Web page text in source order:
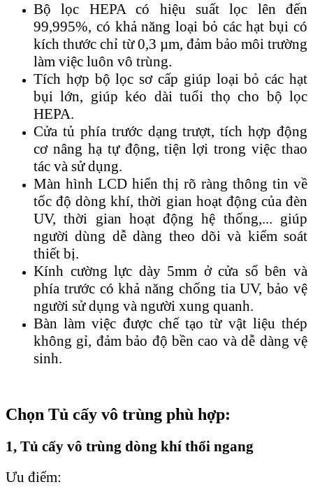
Bộ lọc HEPA có hiệu suất lọc lên đến
99,995%, có khả năng loại bỏ các hạt bụi có
kích thước chỉ từ 0,3 µm, đảm bảo môi trường
làm việc luôn vô trùng.
Tích hợp bộ lọc sơ cấp giúp loại bỏ các hạt
bụi lớn, giúp kéo dài tuổi thọ cho bộ lọc
HEPA.
Cửa tủ phía trước dạng trượt, tích hợp động
cơ nâng hạ tự động, tiện lợi trong việc thao
tác và sử dụng.
Màn hình LCD hiển thị rõ ràng thông tin về
tốc độ dòng khí, thời gian hoạt động của đèn
UV, thời gian hoạt động hệ thống,... giúp
người dùng dễ dàng theo dõi và kiểm soát
thiết bị.
Kính cường lực dày 5mm ở cửa sổ bên và
phía trước có khả năng chống tia UV, bảo vệ
người sử dụng và người xung quanh.
Bàn làm việc được chế tạo từ vật liệu thép
không gỉ, đảm bảo độ bền cao và dễ dàng vệ
sinh.
Chọn Tủ cấy vô trùng phù hợp:
1, Tủ cấy vô trùng dòng khí thổi ngang
Ưu điểm: